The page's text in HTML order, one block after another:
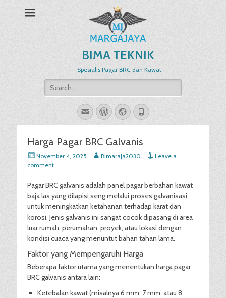
BIMA TEKNIK
Spesialis Pagar BRC dan Kawat
Search
for:
EmailWordPress
WebsitePhone
Harga Pagar BRC Galvanis
Posted
on
November 4, 2025 AuthorBimaraja2030
Leave a
comment
Pagar BRC galvanis adalah panel pagar berbahan kawat
baja las yang dilapisi seng melalui proses galvanisasi
untuk meningkatkan ketahanan terhadap karat dan
korosi. Jenis galvanis ini sangat cocok dipasang di area
luar rumah, perumahan, proyek, atau lokasi dengan
kondisi cuaca yang menuntut bahan tahan lama.
Faktor yang Mempengaruhi Harga
Beberapa faktor utama yang menentukan harga pagar
BRC galvanis antara lain:
Ketebalan kawat (misalnya 6 mm, 7 mm, atau 8